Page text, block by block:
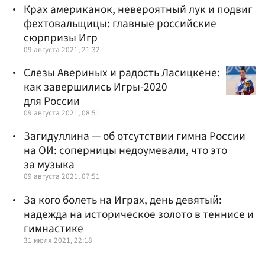
Крах американок, невероятный лук и подвиг
фехтовальщицы: главные российские
сюрпризы Игр
09 августа 2021, 21:32
Слезы Авериных и радость Ласицкене:
как завершились Игры-2020
для России
09 августа 2021, 08:51
Загидуллина — об отсутствии гимна России
на ОИ: соперницы недоумевали, что это
за музыка
09 августа 2021, 07:51
За кого болеть на Играх, день девятый:
надежда на историческое золото в теннисе и
гимнастике
31 июля 2021, 22:18